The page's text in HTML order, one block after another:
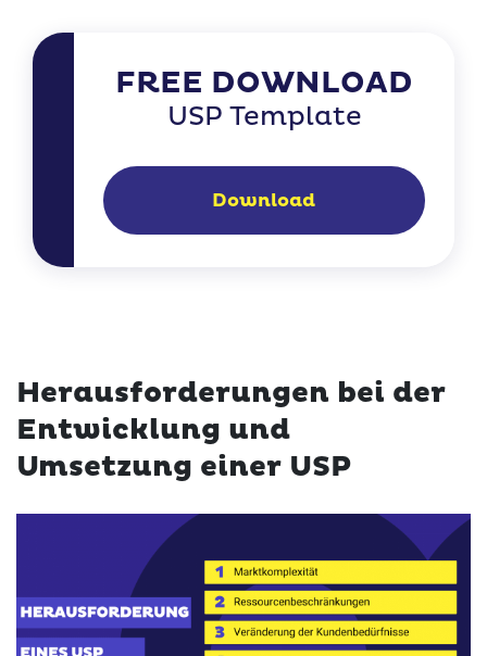
FREE DOWNLOAD
USP Template
Download
Herausforderungen bei der
Entwicklung und
Umsetzung einer USP